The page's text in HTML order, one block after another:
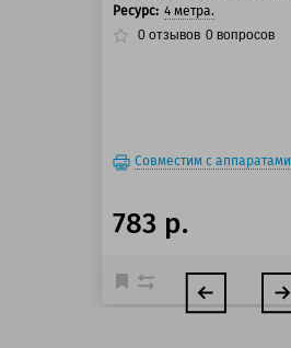
Ресурс: 4 метра.
0 отзывов 0 вопросов
Совместим с аппаратами
783 р.